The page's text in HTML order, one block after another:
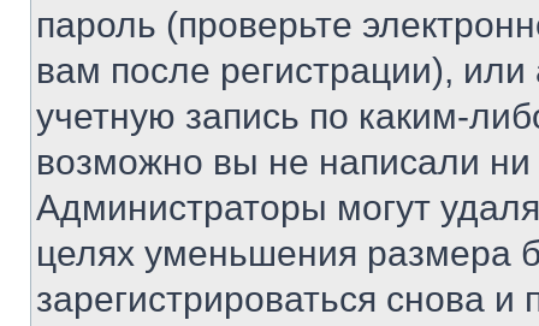
пароль (проверьте
вам после регистрации),
учетную запись по каким-
возможно вы не написали
Администраторы могут
целях уменьшения размера
зарегистрироваться снова и